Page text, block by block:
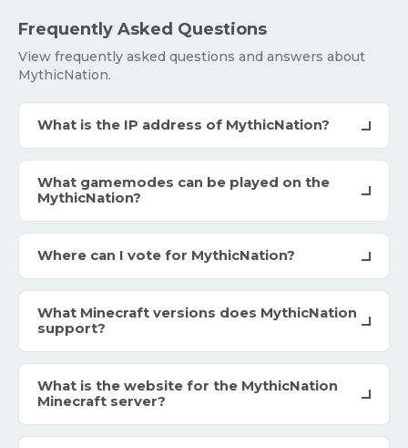
Frequently Asked Questions
View frequently asked questions and answers about
MythicNation.
What is the IP address of MythicNation?
What gamemodes can be played on the
MythicNation?
Where can I vote for MythicNation?
What Minecraft versions does MythicNation
support?
What is the website for the MythicNation
Minecraft server?